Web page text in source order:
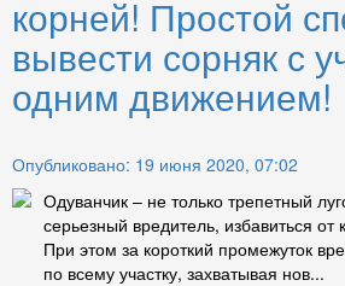
корней! Простой
вывести сорняк с
одним движением!
Опубликовано: 19 июня 2020, 07:02
Одуванчик – не только трепетный
серьезный вредитель, избавиться от
При этом за короткий промежуток
по всему участку, захватывая нов...